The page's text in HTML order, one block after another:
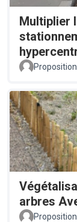
Multiplier
arbres